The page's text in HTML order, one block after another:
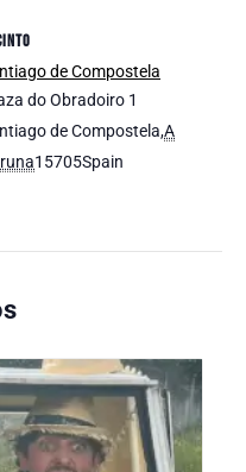
de Compostela
do Obradoiro 1
de Compostela,A
15705Spain